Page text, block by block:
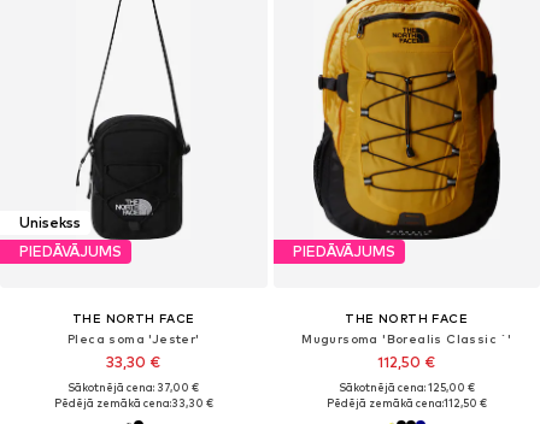
Unisekss
PIEDĀVĀJUMS
THE NORTH FACE
Pleca soma 'Jester'
33,30 €
Sākotnējā cena: 37,00 €
Pēdējā zemākā cena:33,30 €
PIEDĀVĀJUMS
THE NORTH FACE
Mugursoma 'Borealis Classic ´'
112,50 €
Sākotnējā cena: 125,00 €
Pēdējā zemākā cena:112,50 €